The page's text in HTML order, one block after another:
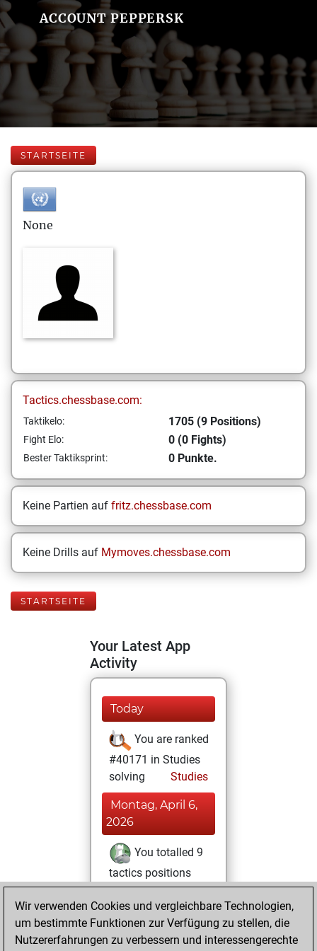
ACCOUNT PEPPERSK
STARTSEITE
None
Tactics.chessbase.com:
Taktikelo: 1705 (9 Positions)
Fight Elo: 0 (0 Fights)
Bester Taktiksprint: 0 Punkte.
Keine Partien auf fritz.chessbase.com
Keine Drills auf Mymoves.chessbase.com
STARTSEITE
Your Latest App
Activity
Today
You are ranked
#40171 in Studies
solving
Studies
Montag, April 6,
2026
You totalled 9
tactics positions
Tactics
solved 8 tactics
positions
Wir verwenden Cookies und vergleichbare Technologien,
um bestimmte Funktionen zur Verfügung zu stellen, die
Nutzererfahrungen zu verbessern und interessengerechte